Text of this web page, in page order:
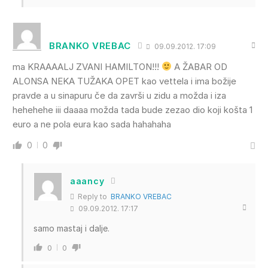
BRANKO VREBAC 09.09.2012. 17:09
ma KRAAAALJ ZVANI HAMILTON!!!
A ŽABAR OD
ALONSA NEKA TUŽAKA OPET kao vettela i ima božije
pravde a u sinapuru če da završi u zidu a možda i iza
hehehehe iii daaaa možda tada bude zezao dio koji košta 1
euro a ne pola eura kao sada hahahaha
0 0
aaancy
Reply to BRANKO VREBAC
09.09.2012. 17:17
samo mastaj i dalje.
0 0